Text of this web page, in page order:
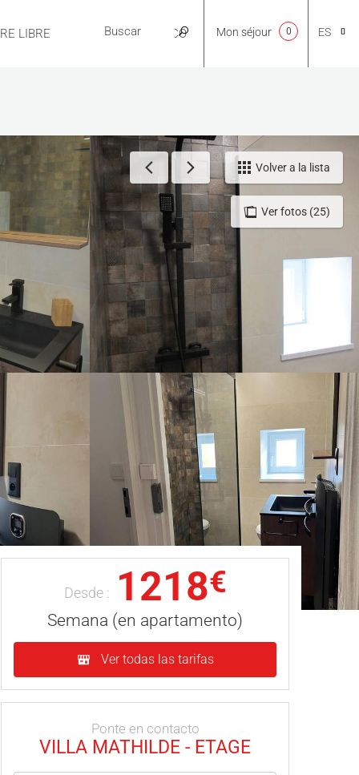
LIBRE PRÁCTICO
NL
ES
Mon séjour 0
Ver fotos (25)
Volver a la lista
Desde : 1218€
Semana (en apartamento)
Ver todas las tarifas
Ponte en contacto
VILLA MATHILDE - ETAGE